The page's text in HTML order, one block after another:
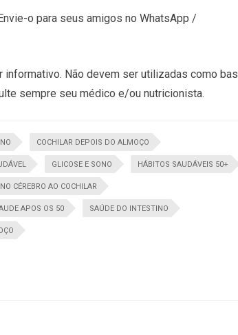
o para seus amigos no WhatsApp /
Não devem ser utilizadas como
sempre seu médico e/ou nutricionista.
COCHILAR DEPOIS DO ALMOÇO
GLICOSE E SONO HÁBITOS SAUDÁVEIS 50+
CÉREBRO AO COCHILAR
APOS OS 50 SAÚDE DO INTESTINO